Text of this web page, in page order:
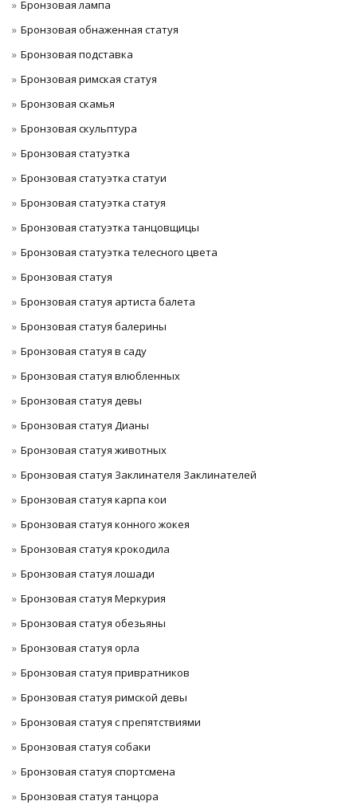
Бронзовая лампа
Бронзовая обнаженная статуя
Бронзовая подставка
Бронзовая римская статуя
Бронзовая скамья
Бронзовая скульптура
Бронзовая статуэтка
Бронзовая статуэтка статуи
Бронзовая статуэтка статуя
Бронзовая статуэтка танцовщицы
Бронзовая статуэтка телесного цвета
Бронзовая статуя
Бронзовая статуя артиста балета
Бронзовая статуя балерины
Бронзовая статуя в саду
Бронзовая статуя влюбленных
Бронзовая статуя девы
Бронзовая статуя Дианы
Бронзовая статуя животных
Бронзовая статуя Заклинателя Заклинателей
Бронзовая статуя карпа кои
Бронзовая статуя конного жокея
Бронзовая статуя крокодила
Бронзовая статуя лошади
Бронзовая статуя Меркурия
Бронзовая статуя обезьяны
Бронзовая статуя орла
Бронзовая статуя привратников
Бронзовая статуя римской девы
Бронзовая статуя с препятствиями
Бронзовая статуя собаки
Бронзовая статуя спортсмена
Бронзовая статуя танцора